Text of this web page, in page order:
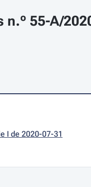
55-A/
I de 2020-07-31